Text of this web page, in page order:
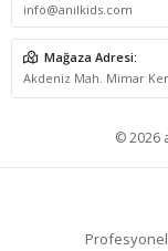
info@anilkids.com
Mağaza Adresi:
Akdeniz Mah. Mimar
© 2026
Profesyonel